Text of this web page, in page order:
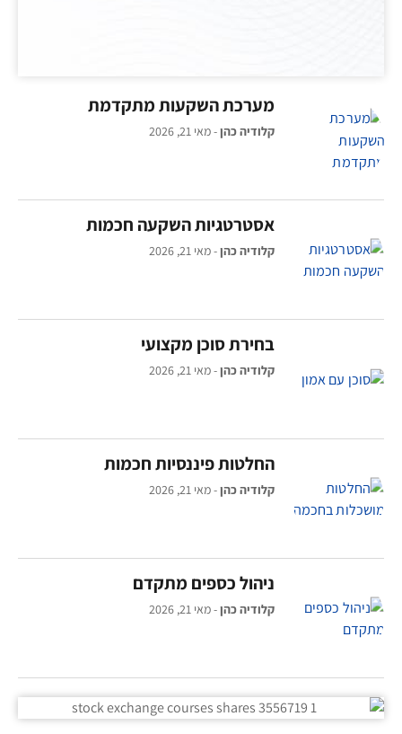
מערכת השקעות מתקדמת
קלודיה כהן מאי 21, 2026
אסטרטגיות השקעה חכמות
קלודיה כהן מאי 21, 2026
בחירת סוכן מקצועי
קלודיה כהן מאי 21, 2026
החלטות פיננסיות חכמות
קלודיה כהן מאי 21, 2026
ניהול כספים מתקדם
קלודיה כהן מאי 21, 2026